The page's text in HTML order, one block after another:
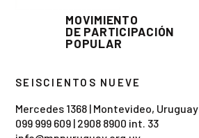
MOVIMIENTO
DE PARTICIPACIÓN
POPULAR
SEISCIENTOS NUEVE
Mercedes 1368 | Montevideo, Uruguay
099 999 609 | 2908 8900 int. 33